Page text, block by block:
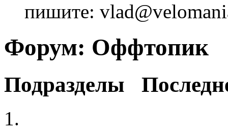
пишите:
Форум: Оффтопик
Подразделы